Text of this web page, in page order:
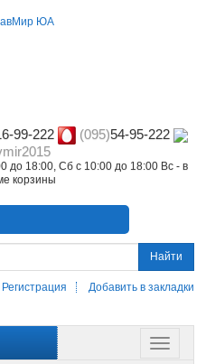
99-222 (095)54-95-222
до 18:00, Сб с 10:00 до 18:00 Вс - в
корзины
Найти
Регистрация Добавить в закладки